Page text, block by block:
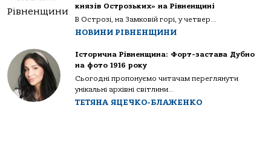
князів Острозьких» на Рівненщині
В Острозі, на Замковій горі, у четвер...
НОВИНИ РІВНЕНЩИНИ
Історична Рівненщина: Форт-застава Дубно
на фото 1916 року
Сьогодні пропонуємо читачам переглянути
унікальні архівні світлини...
ТЕТЯНА ЯЦЕЧКО-БЛАЖЕНКО